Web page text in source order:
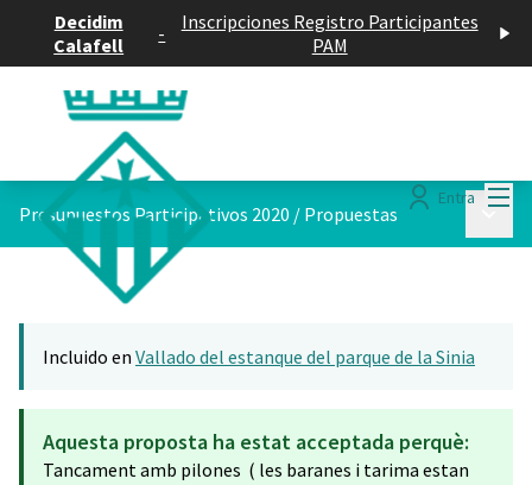
Decidim
Calafell
-
Inscripciones Registro Participantes
PAM
Entra
Presupuestos Participativos 2020 / Propuestas
Incluido en Vallado del estanque del parque de la Sinia
Aquesta proposta ha estat acceptada perquè:
Tancament amb pilones ( les baranes i tarima estan